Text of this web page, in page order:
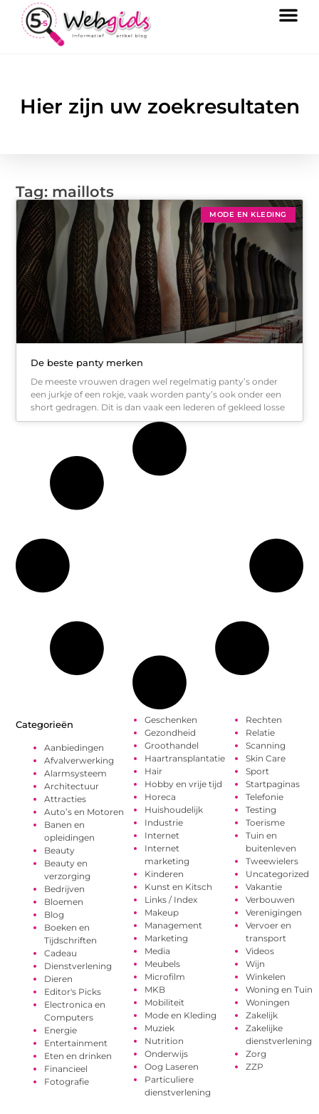
Hier zijn uw zoekresultaten
Tag: maillots
MODE EN KLEDING
De beste panty merken
De meeste vrouwen dragen wel regelmatig panty’s onder
een jurkje of een rokje, vaak worden panty’s ook onder een
short gedragen. Dit is dan vaak een lederen of gekleed losse
Categorieën
Aanbiedingen
Afvalverwerking
Alarmsysteem
Architectuur
Attracties
Auto’s en Motoren
Banen en
opleidingen
Beauty
Beauty en
verzorging
Bedrijven
Bloemen
Blog
Boeken en
Tijdschriften
Cadeau
Dienstverlening
Dieren
Editor's Picks
Electronica en
Computers
Energie
Entertainment
Eten en drinken
Financieel
Fotografie
Geschenken
Gezondheid
Groothandel
Haartransplantatie
Hair
Hobby en vrije tijd
Horeca
Huishoudelijk
Industrie
Internet
Internet
marketing
Kinderen
Kunst en Kitsch
Links / Index
Makeup
Management
Marketing
Media
Meubels
Microfilm
MKB
Mobiliteit
Mode en Kleding
Muziek
Nutrition
Onderwijs
Oog Laseren
Particuliere
dienstverlening
Rechten
Relatie
Scanning
Skin Care
Sport
Startpaginas
Telefonie
Testing
Toerisme
Tuin en
buitenleven
Tweewielers
Uncategorized
Vakantie
Verbouwen
Verenigingen
Vervoer en
transport
Videos
Wijn
Winkelen
Woning en Tuin
Woningen
Zakelijk
Zakelijke
dienstverlening
Zorg
ZZP